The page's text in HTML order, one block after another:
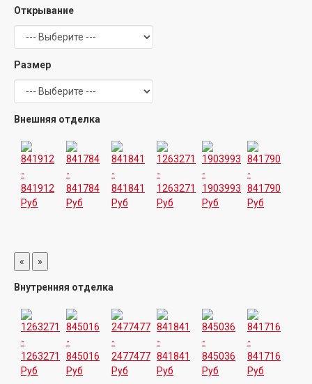
Открывание
Размер
Внешняя отделка
« »
Внутренняя отделка